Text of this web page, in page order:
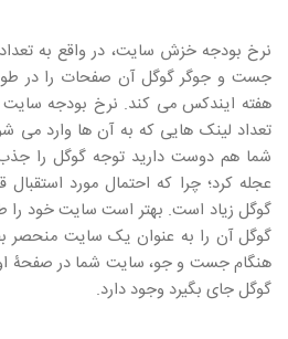
نرخ بودجه خزش سایت، در واقع به
جست و جوگر گوگل آن صفحات را در
هفته ایندکس می کند. نرخ بودجه سایت
تعداد لینک هایی که به آن ها وارد
شما هم دوست دارید توجه گوگل را
عجله کرد؛ چرا که احتمال مورد
گوگل زیاد است. بهتر است سایت خود را
گوگل آن را به عنوان یک سایت منحصر
هنگام جست و جو، سایت شما در صفحۀ
گوگل جای بگیرد وجود دارد.